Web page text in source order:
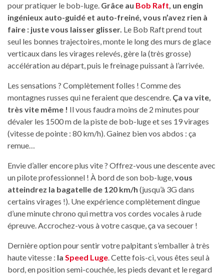
pour pratiquer le bob-luge. Grâce au Bob Raft, un engin
ingénieux auto-guidé et auto-freiné, vous n’avez rien à
faire : juste vous laisser glisser. Le Bob Raft prend tout
seul les bonnes trajectoires, monte le long des murs de glace
verticaux dans les virages relevés, gère la (très grosse)
accélération au départ, puis le freinage puissant à l’arrivée.
Les sensations ? Complètement folles ! Comme des
montagnes russes qui ne feraient que descendre. Ça va vite,
très vite même ! Il vous faudra moins de 2 minutes pour
dévaler les 1500 m de la piste de bob-luge et ses 19 virages
(vitesse de pointe : 80 km/h). Gainez bien vos abdos : ça
remue…
Envie d’aller encore plus vite ? Offrez-vous une descente avec
un pilote professionnel ! À bord de son bob-luge,vous
atteindrez la bagatelle de 120 km/h (jusqu’à 3G dans
certains virages !). Une expérience complètement dingue
d’une minute chrono qui mettra vos cordes vocales à rude
épreuve. Accrochez-vous à votre casque, ça va secouer !
Dernière option pour sentir votre palpitant s’emballer à très
haute vitesse : la Speed Luge. Cette fois-ci, vous êtes seul à
bord, en position semi-couchée, les pieds devant et le regard